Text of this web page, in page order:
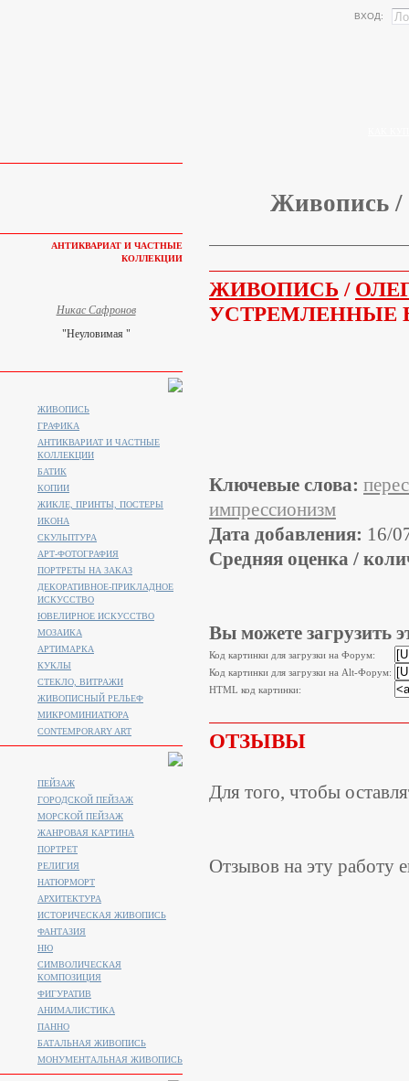
ВХОД:
Живопись /
ЖИВОПИСЬ /
УСТРЕМЛЕННЫЕ
Ключевые слова:
импрессионизм
Дата добавления: 16/
Средняя оценка /
Вы можете загрузить
Код картинки для загрузки на Форум:
Код картинки для загрузки на Alt-Форум:
HTML код картинки:
ОТЗЫВЫ
Для того, чтобы
Отзывов на эту работу
АНТИКВАРИАТ И ЧАСТНЫЕ
КОЛЛЕКЦИИ
Никас Сафронов
"Неуловимая "
ЖИВОПИСЬ
ГРАФИКА
АНТИКВАРИАТ И ЧАСТНЫЕ
КОЛЛЕКЦИИ
БАТИК
КОПИИ
ЖИКЛЕ, ПРИНТЫ, ПОСТЕРЫ
ИКОНА
СКУЛЬПТУРА
АРТ-ФОТОГРАФИЯ
ПОРТРЕТЫ НА ЗАКАЗ
ДЕКОРАТИВНОЕ-ПРИКЛАДНОЕ
ИСКУССТВО
ЮВЕЛИРНОЕ ИСКУССТВО
МОЗАИКА
АРТИМАРКА
КУКЛЫ
СТЕКЛО, ВИТРАЖИ
ЖИВОПИСНЫЙ РЕЛЬЕФ
МИКРОМИНИАТЮРА
CONTEMPORARY ART
ПЕЙЗАЖ
ГОРОДСКОЙ ПЕЙЗАЖ
МОРСКОЙ ПЕЙЗАЖ
ЖАНРОВАЯ КАРТИНА
ПОРТРЕТ
РЕЛИГИЯ
НАТЮРМОРТ
АРХИТЕКТУРА
ИСТОРИЧЕСКАЯ ЖИВОПИСЬ
ФАНТАЗИЯ
НЮ
СИМВОЛИЧЕСКАЯ
КОМПОЗИЦИЯ
ФИГУРАТИВ
АНИМАЛИСТИКA
ПАННО
БАТАЛЬНАЯ ЖИВОПИСЬ
МОНУМЕНТАЛЬНАЯ ЖИВОПИСЬ